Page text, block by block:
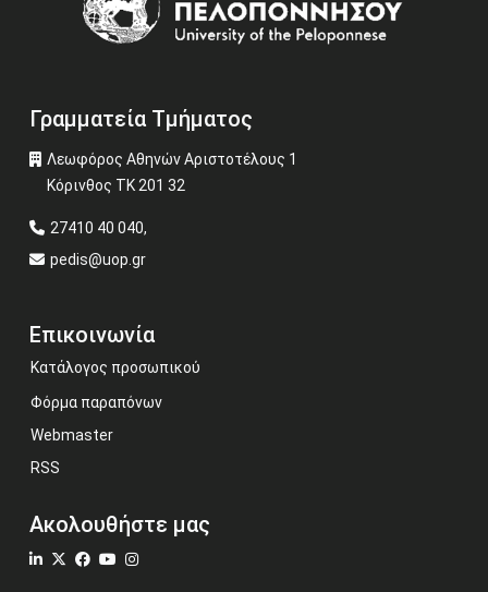
Γραμματεία Τμήματος
Λεωφόρος Αθηνών Αριστοτέλους 1
Κόρινθος ΤΚ 201 32
27410 40 040,
pedis@uop.gr
Επικοινωνία
Κατάλογος προσωπικού
Φόρμα παραπόνων
Webmaster
RSS
Ακολουθήστε μας